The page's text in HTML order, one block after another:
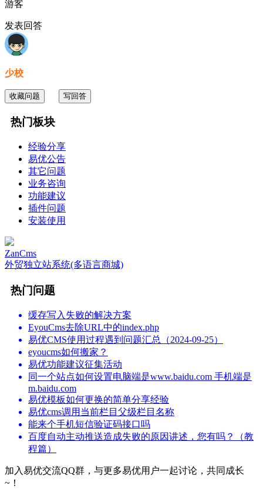
游客
发表回答
少校
收藏问题 写回答
热门板块
经验分享
易优公告
其它问题
业务咨询
功能建议
插件问题
安装使用
ZanCms
外贸独立站系统(多语言商城)
热门问题
缓存写入失败的解决方案
EyouCms去除URL中的index.php
易优CMS使用过程遇到问题汇总（2024-09-25）
eyoucms如何搬家？
易优功能建议征集活动
同一个站点如何设置电脑端是www.baidu.com 手机端是
m.baidu.com
易优模板如何更换的简单分享经验
易优cms调用当前栏目父级栏目名称
能来个手机短信验证码接口吗
百度自动主动推送造成失败的原因讲述，您有吗？（教
程篇）
加入易优交流QQ群，与更多易优用户一起讨论，共同成长
~！